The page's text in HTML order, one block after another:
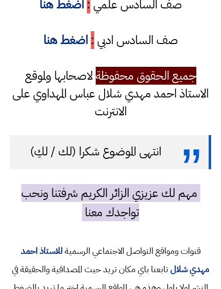
صف السادس علمي : اضغط هنا
صف السادس ادبي : اضغط هنا
جميع الحقوق محفوظةلاصحابها ولموقع
الاستاذ احمد مهدي شلال عباس المهداوي على
الانترنت
انتهى الموضوع شكرا (لك / لكِ)
مهم لك عزيزي الزائر الكريم شرفتنا ونحب
تواجدك معنا
قنوات ومواقع التواصل الاجتماعي الرسميةللاستاذ احمد
مهدي شلالتابعنا باي مكان تريد حيث المصداقية والحقيقة في